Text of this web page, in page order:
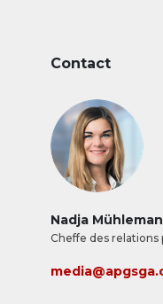
Contact
Nadja
Cheffe des relations